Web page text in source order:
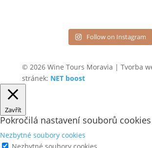
Follow on Instagram
© 2026 Wine Tours Moravia | Tvorba
stránek: NET boost
Zavřít
Pokročilá nastavení souborů cookies
Nezbytné soubory cookies